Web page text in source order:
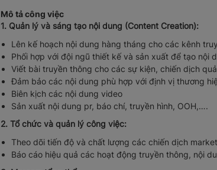
Mô tả công việc
1. Quản lý và sáng tạo nội dung (Content Creation):
Lên kế hoạch nội dung hàng tháng cho các kênh
Phối hợp với đội ngũ thiết kế và sản xuất để tạo nội
Viết bài truyền thông cho các sự kiện, chiến dịch
Đảm bảo các nội dung phù hợp với định vị thương
Biên kịch các nội dung video
Sản xuất nội dung pr, báo chí, truyền hình, OOH,….
2. Tổ chức và quản lý công việc:
Theo dõi tiến độ và chất lượng các chiến dịch
Báo cáo hiệu quả các hoạt động truyền thông, nội